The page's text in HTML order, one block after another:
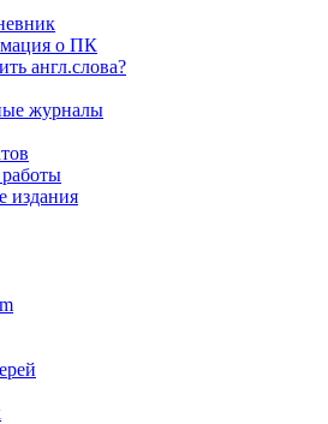
о ПК
англ.слова?
журналы
издания